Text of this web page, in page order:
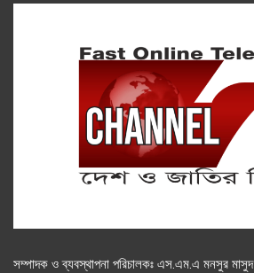
সম্পাদক ও ব্যবস্থাপনা পরিচালকঃ এস.এম.এ মনসুর মাসুদ